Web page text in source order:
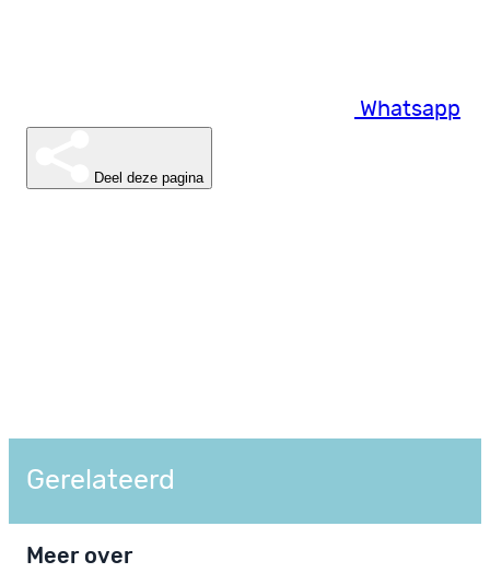
Whatsapp
Deel deze pagina
Gerelateerd
Meer over